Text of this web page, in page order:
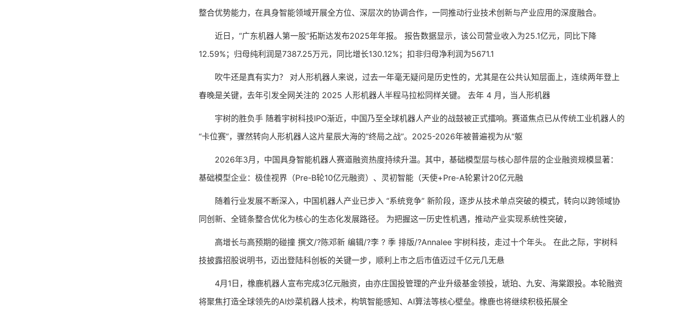
整合优势能力，在具身智能领域开展全方位、深层次的协调合作，一同推动行业技术创新与产业应用的深度融合。
近日，“广东机器人第一股”拓斯达发布2025年年报。 报告数据显示，该公司营业收入为25.1亿元，同比下降
12.59%；归母纯利润是7387.25万元，同比增长130.12%；扣非归母净利润为5671.1
吹牛还是真有实力？ 对人形机器人来说，过去一年毫无疑问是历史性的，尤其是在公共认知层面上，连续两年登上
春晚是关键，去年引发全网关注的 2025 人形机器人半程马拉松同样关键。 去年 4 月，当人形机器
宇树的胜负手 随着宇树科技IPO渐近，中国乃至全球机器人产业的战鼓被正式擂响。赛道焦点已从传统工业机器人的
“卡位赛”，骤然转向人形机器人这片星辰大海的“终局之战”。2025-2026年被普遍视为从“躯
2026年3月，中国具身智能机器人赛道融资热度持续升温。其中，基础模型层与核心部件层的企业融资规模显著：
基础模型企业：极佳视界（Pre-B轮10亿元融资）、灵初智能（天使+Pre-A轮累计20亿元融
随着行业发展不断深入，中国机器人产业已步入 “系统竞争” 新阶段，逐步从技术单点突破的模式，转向以跨领域协
同创新、全链条整合优化为核心的生态化发展路径。 为把握这一历史性机遇，推动产业实现系统性突破，
高增长与高预期的碰撞 撰文/?陈邓新 编辑/?李 ? 季 排版/?Annalee 宇树科技，走过十个年头。 在此之际，宇树科
技披露招股说明书，迈出登陆科创板的关键一步，顺利上市之后市值迈过千亿元几无悬
4月1日，橡鹿机器人宣布完成3亿元融资，由亦庄国投管理的产业升级基金领投，琥珀、九安、海棠跟投。本轮融资
将聚焦打造全球领先的AI炒菜机器人技术，构筑智能感知、AI算法等核心壁垒。橡鹿也将继续积极拓展全